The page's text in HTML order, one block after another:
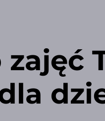
zajęć